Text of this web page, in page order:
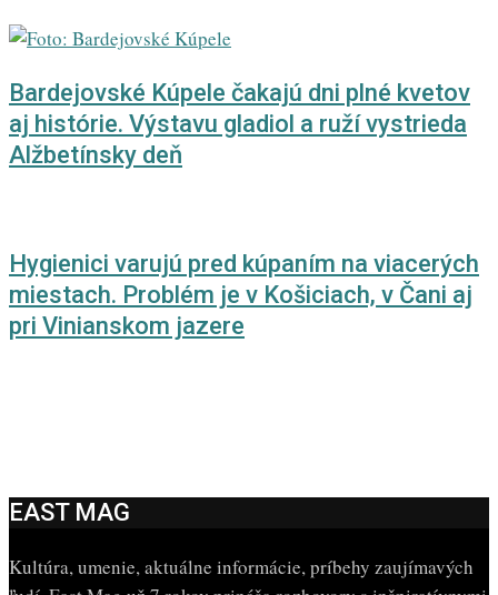
Bardejovské Kúpele čakajú dni plné kvetov
aj histórie. Výstavu gladiol a ruží vystrieda
Alžbetínsky deň
Hygienici varujú pred kúpaním na viacerých
miestach. Problém je v Košiciach, v Čani aj
pri Vinianskom jazere
EAST MAG
Kultúra, umenie, aktuálne informácie, príbehy zaujímavých